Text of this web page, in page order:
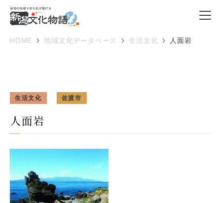
HOME 地域文化データベース 生活文化 人面岩
生活文化 佐渡市
人面岩